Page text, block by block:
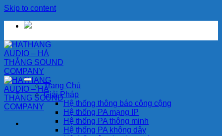
Skip to content
Trang Chủ
Giải Pháp
Hệ thống thông báo công cộng
Hệ thống PA mạng IP
Hệ thống PA thông minh
Hệ thống PA không dây